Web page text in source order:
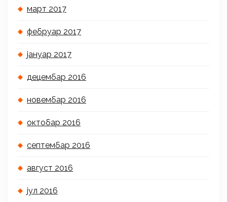
март 2017
фебруар 2017
јануар 2017
децембар 2016
новембар 2016
октобар 2016
септембар 2016
август 2016
јул 2016